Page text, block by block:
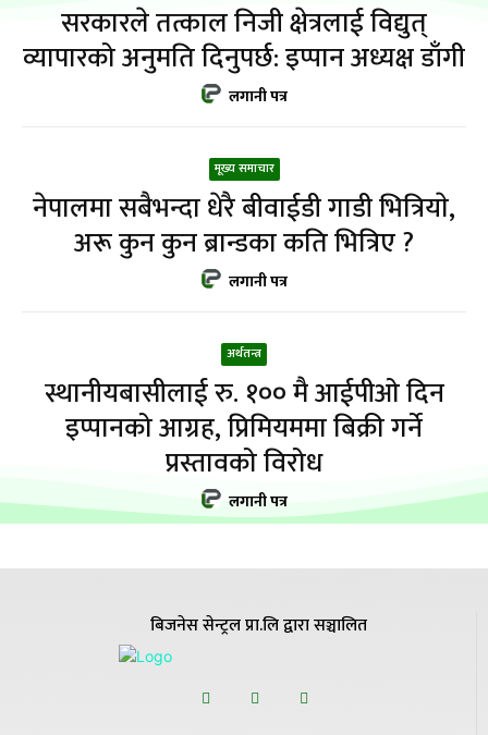
सरकारले तत्काल निजी क्षेत्रलाई विद्युत्
व्यापारको अनुमति दिनुपर्छ: इप्पान अध्यक्ष डाँगी
लगानी पत्र
मूख्य समाचार
नेपालमा सबैभन्दा धेरै बीवाईडी गाडी भित्रियाे,
अरू कुन कुन ब्रान्डका कति भित्रिए ?
लगानी पत्र
अर्थतन्त्र
स्थानीयबासीलाई रु. १०० मै आईपीओ दिन
इप्पानको आग्रह, प्रिमियममा बिक्री गर्ने
प्रस्तावको विरोध
लगानी पत्र
बिजनेस सेन्ट्रल प्रा.लि द्वारा सञ्चालित